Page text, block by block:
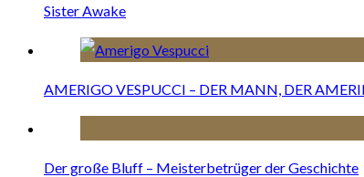
Sister Awake
AMERIGO VESPUCCI – DER MANN, DER
Der große Bluff – Meisterbetrüger der Geschichte